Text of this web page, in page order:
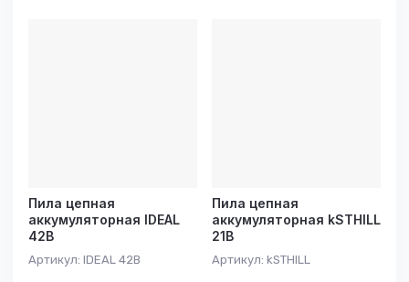
Пила цепная
аккумуляторная IDEAL
42В
Артикул: IDEAL 42В
Пила цепная
аккумуляторная kSTHILL
21В
Артикул: kSTHILL